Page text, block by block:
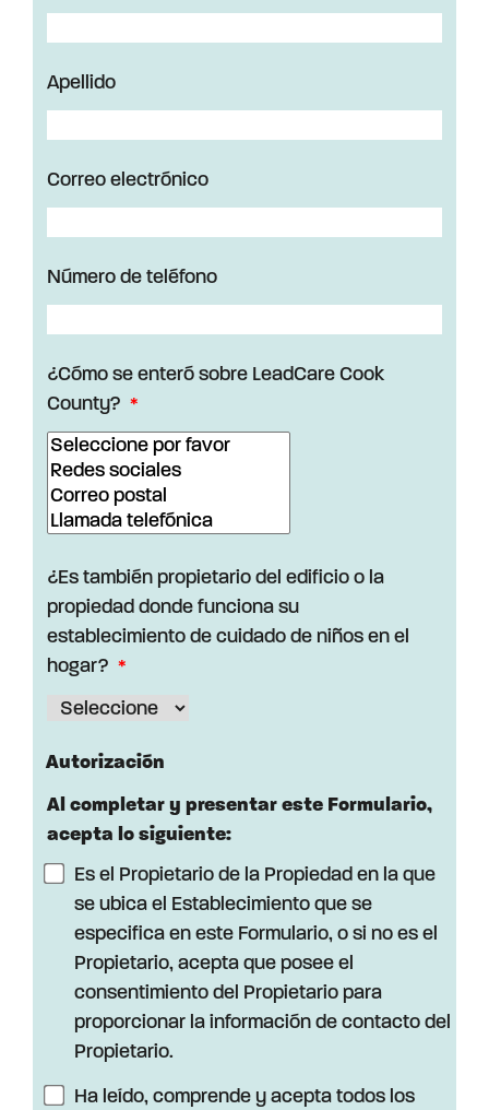
Apellido
Correo electrónico
Número de teléfono
¿Cómo se enteró sobre LeadCare Cook
County?
¿Es también propietario del edificio o la
propiedad donde funciona su
establecimiento de cuidado de niños en el
hogar?
Autorización
Al completar y presentar este Formulario,
acepta lo siguiente:
Es el Propietario de la Propiedad en la que
se ubica el Establecimiento que se
especifica en este Formulario, o si no es el
Propietario, acepta que posee el
consentimiento del Propietario para
proporcionar la información de contacto del
Propietario.
Ha leído, comprende y acepta todos los